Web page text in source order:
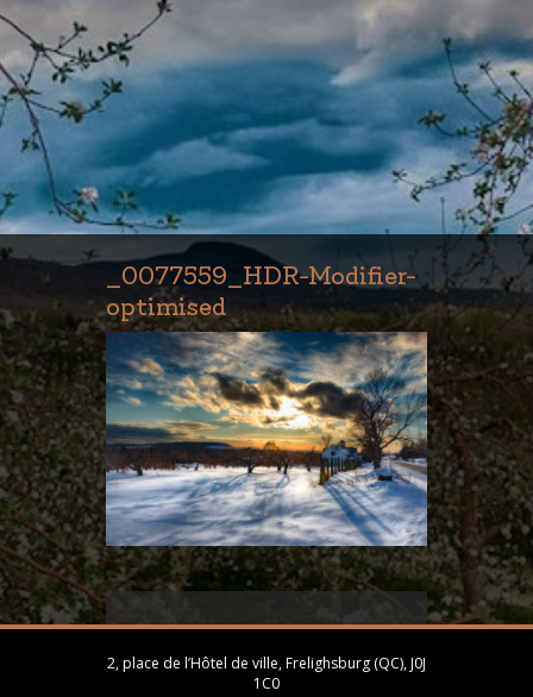
_0077559_HDR-Modifier-
optimised
2, place de l’Hôtel de ville, Frelighsburg (QC), J0J
1C0